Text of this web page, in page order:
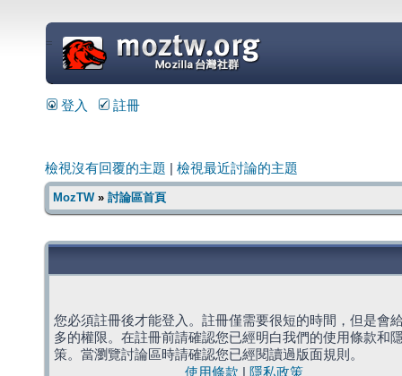
=
登入 註冊
檢視沒有回覆的主題 檢視最近討論的主題
MozTW» 討論區首頁
您必須註冊後才能登入。註冊僅需要很短的時間，但是會
多的權限。在註冊前請確認您已經明白我們的使用條款和
策。當瀏覽討論區時請確認您已經閱讀過版面規則。
使用條款
隱私政策